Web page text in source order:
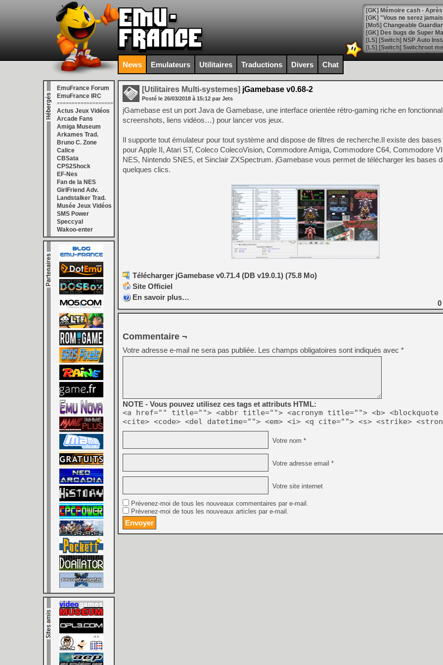
[GK] Mémoire cash -
[GK] "Vous ne serez
[Mo5] Changeable
[GK] Des bugs de Super
[LS] [Switch] NSP Auto
[GK] La saga horrifique
[GK] Le portage de Super
[Mo5] Le jeu de course
[GK] Guillermo del Toro
[LTF] Eté 2026 - Séquence
[GK] Mistfall Hunter : déjà
[GK] Wo Long 2 évolue
[GK] Crossfire : un TPS à
[LS] [PS5] Premiers
[Mo5] DOOM arrive en
[GK] Bethesda fête les 30
[GK] Roblox : l'action en
[GK] Agenda - GeForce
[LS] [PS5] ps5-y2jb-
[GK] Pourquoi Marvel
[GK] Test : Restory : Chill
[GK] GTA 6 : Rockstar
[GK] Hot Wheels Infinite
[GK] Mémoire cash -
[GK] Résultats Nintendo :
[GK] Dans ce jeu de
News Emulateurs Utilitaires Traductions Divers Chat
EmuFrance Forum
EmuFrance IRC
===================
Actus Jeux Vidéos
Arcade Fans
Amiga Museum
Arkames Trad.
Bruno C. Zone
Calice
CBSata
CPS2Shock
EF-Nes
Fan de la NES
GirlFriend Adv.
Landstalker Trad.
Musée Jeux Vidéos
SMS Power
Speccyal
Wakoo-enter
[Utilitaires Multi-systemes] jGamebase v0.68-2
Posté le 26/03/2018 à 15:12 par Jets
jGamebase est un port Java de Gamebase, une interface orientée rétro-gaming riche en
screenshots, liens vidéos…) pour lancer vos jeux.
Il supporte tout émulateur pour tout système and dispose de filtres de recherche.Il existe des bases
pour Apple II, Atari ST, Coleco ColecoVision, Commodore Amiga, Commodore C64, Commodore
NES, Nintendo SNES, et Sinclair ZXSpectrum. jGamebase vous permet de télécharger les bases
quelques clics.
Télécharger jGamebase v0.71.4 (DB v19.0.1) (75.8 Mo)
Site Officiel
En savoir plus…
0
Commentaire ¬
Votre adresse e-mail ne sera pas publiée. Les champs obligatoires sont indiqués avec *
NOTE - Vous pouvez utilisez ces tags et attributs HTML:
<a href="" title=""> <abbr title=""> <acronym title=""> <b> <blockquote
<cite> <code> <del datetime=""> <em> <i> <q cite=""> <s> <strike>
Votre nom *
Votre adresse email *
Votre site internet
Prévenez-moi de tous les nouveaux commentaires par e-mail.
Prévenez-moi de tous les nouveaux articles par e-mail.